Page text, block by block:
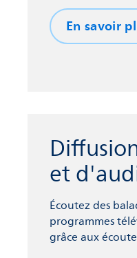
En savoir
et
Écoutez des
programmes
grâce aux